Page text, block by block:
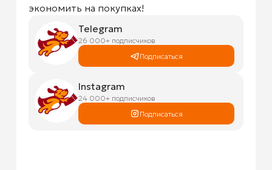
экономить на покупках!
Telegram
26 000+ подписчиков
Подписаться
Instagram
24 000+ подписчиков
Подписаться